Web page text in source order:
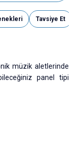
Tavsiye Et
müzik aletlerinde
panel tipi